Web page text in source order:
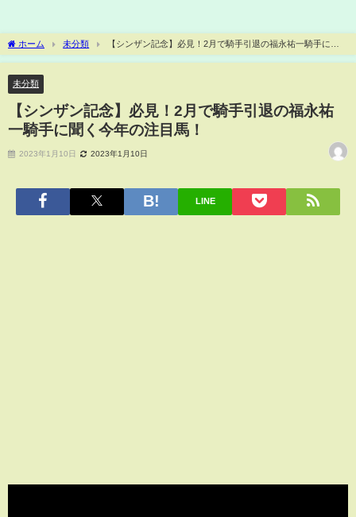
ホーム 未分類
【シンザン記念】必見！2月で騎手引退の福永祐一騎手に聞
く今年の注目馬！
未分類
【シンザン記念】必見！2月で騎手引退の福永祐
一騎手に聞く今年の注目馬！
2023年1月10日 2023年1月10日
LINE